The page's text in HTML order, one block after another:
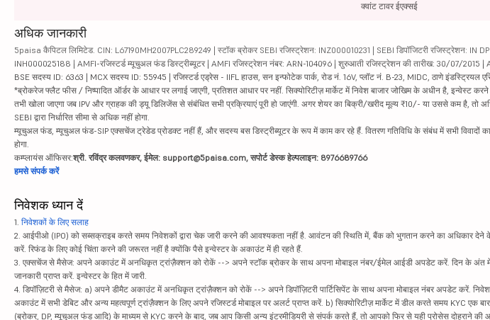
क्वांट टावर ईएक्सई
अधिक जानकारी
5paisa कैपिटल लिमिटेड. CIN: L67190MH2007PLC289249 | स्टॉक ब्रोकर SEBI रजिस्ट्रेशन: INZ000010231 | SEBI डिपॉजिटरी रजिस्ट्रेशन: IN
INH000025188 | AMFI-रजिस्टर्ड म्यूचुअल फंड डिस्ट्रीब्यूटर | AMFI रजिस्ट्रेशन नंबर: ARN-104096 | शुरुआती रजिस्ट्रेशन की तारीख: 30/07/2015 |
BSE सदस्य ID: 6363 | MCX सदस्य ID: 55945 | रजिस्टर्ड एड्रेस - IIFL हाउस, सन इन्फोटेक पार्क, रोड नं. 16V, प्लॉट नं. B-23, MIDC, ठाणे इंडस्ट्रियल
*ब्रोकरेज फ्लैट फीस / निष्पादित ऑर्डर के आधार पर लगाई जाएगी, प्रतिशत आधार पर नहीं. सिक्योरिटीज़ मार्केट में निवेश बाजार जोखिम के अधीन है, इन्वेस्ट
तभी खोला जाएगा जब IPV और ग्राहक की ड्यू डिलिजेंस से संबंधित सभी प्रक्रियाएं पूरी हो जाएंगी. अगर शेयर का बिक्री/खरीद मूल्य ₹10/- या उससे कम है,
SEBI द्वारा निर्धारित सीमा से अधिक नहीं होगा.
म्यूचुअल फंड, म्यूचुअल फंड-SIP एक्सचेंज ट्रेडेड प्रोडक्ट नहीं हैं, और सदस्य बस डिस्ट्रीब्यूटर के रूप में काम कर रहे हैं. वितरण गतिविधि के संबंध में सभी विवादों
होगा.
कम्प्लायंस ऑफिसर:श्री. रविंद्र कलवणकर, ईमेल: support@5paisa.com, सपोर्ट डेस्क हेल्पलाइन: 8976689766
हमसे संपर्क करें
निवेशक ध्यान दें
1. निवेशकों के लिए सलाह
2. आईपीओ (IPO) को सब्सक्राइब करते समय निवेशकों द्वारा चेक जारी करने की आवश्यकता नहीं है. आवंटन की स्थिति में, बैंक को भुगतान करने का अधिकार देने
करें. रिफंड के लिए कोई चिंता करने की जरूरत नहीं है क्योंकि पैसे इन्वेस्टर के अकाउंट में ही रहते हैं.
3. एक्सचेंज से मैसेज: अपने अकाउंट में अनधिकृत ट्रांज़ैक्शन को रोकें --> अपने स्टॉक ब्रोकर के साथ अपना मोबाइल नंबर/ईमेल आईडी अपडेट करें. दिन के अंत
जानकारी प्राप्त करें. इन्वेस्टर के हित में जारी.
4. डिपॉज़िटरी से मैसेज: a) अपने डीमैट अकाउंट में अनधिकृत ट्रांज़ैक्शन को रोकें --> अपने डिपॉज़िटरी पार्टिसिपेंट के साथ अपना मोबाइल नंबर अपडेट करें.
अकाउंट में सभी डेबिट और अन्य महत्वपूर्ण ट्रांज़ैक्शन के लिए अपने रजिस्टर्ड मोबाइल पर अलर्ट प्राप्त करें. b) सिक्योरिटीज़ मार्केट में डील करते समय KYC एक बार
(ब्रोकर, DP, म्यूचुअल फंड आदि) के माध्यम से KYC करने के बाद, जब आप किसी अन्य इंटरमीडियरी से संपर्क करते हैं, तो आपको फिर से यही प्रोसेस दोहराने की